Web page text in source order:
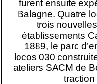
furent ensuite
Balagne. Quatre
trois
établissements
1889, le parc
locos 030
ateliers SACM de
traction